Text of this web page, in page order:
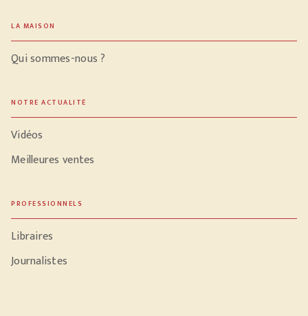
LA MAISON
Qui sommes-nous ?
NOTRE ACTUALITÉ
Vidéos
Meilleures ventes
PROFESSIONNELS
Libraires
Journalistes